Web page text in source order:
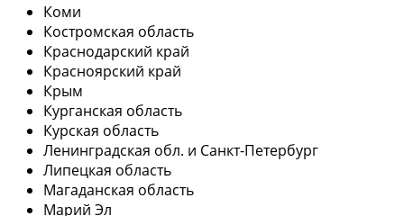
Коми
Костромская область
Краснодарский край
Красноярский край
Крым
Курганская область
Курская область
Ленинградская обл. и Санкт-Петербург
Липецкая область
Магаданская область
Марий Эл